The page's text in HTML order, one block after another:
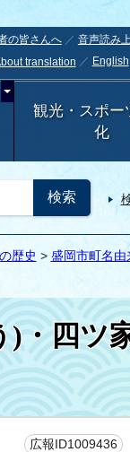
の皆さんへ 音声読み
translation
English
観光・スポー
化
歴史 > 盛岡市町名由
)・四ツ
広報ID1009436